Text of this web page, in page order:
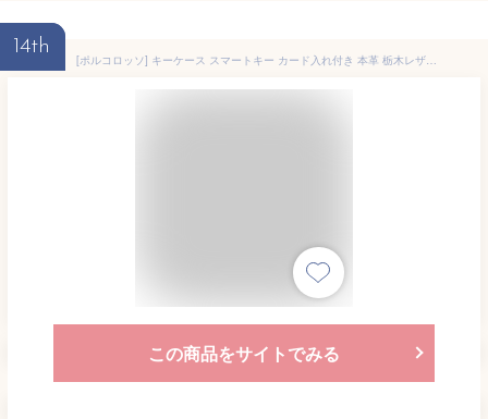
14th
[ポルコロッソ] キーケース スマートキー カード入れ付き 本革 栃木レザー スマートキーケース キーホルダー ブランド 日本製 赤 レディース 革 レザー [sokunou]
この商品をサイトでみる